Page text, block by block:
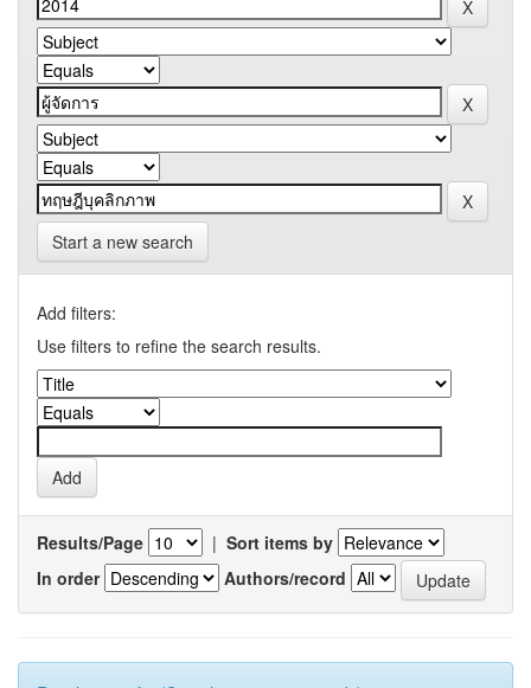
Start a new search
Add filters:
Use filters to refine the search results.
Results/Page | Sort items by
In order
Authors/record